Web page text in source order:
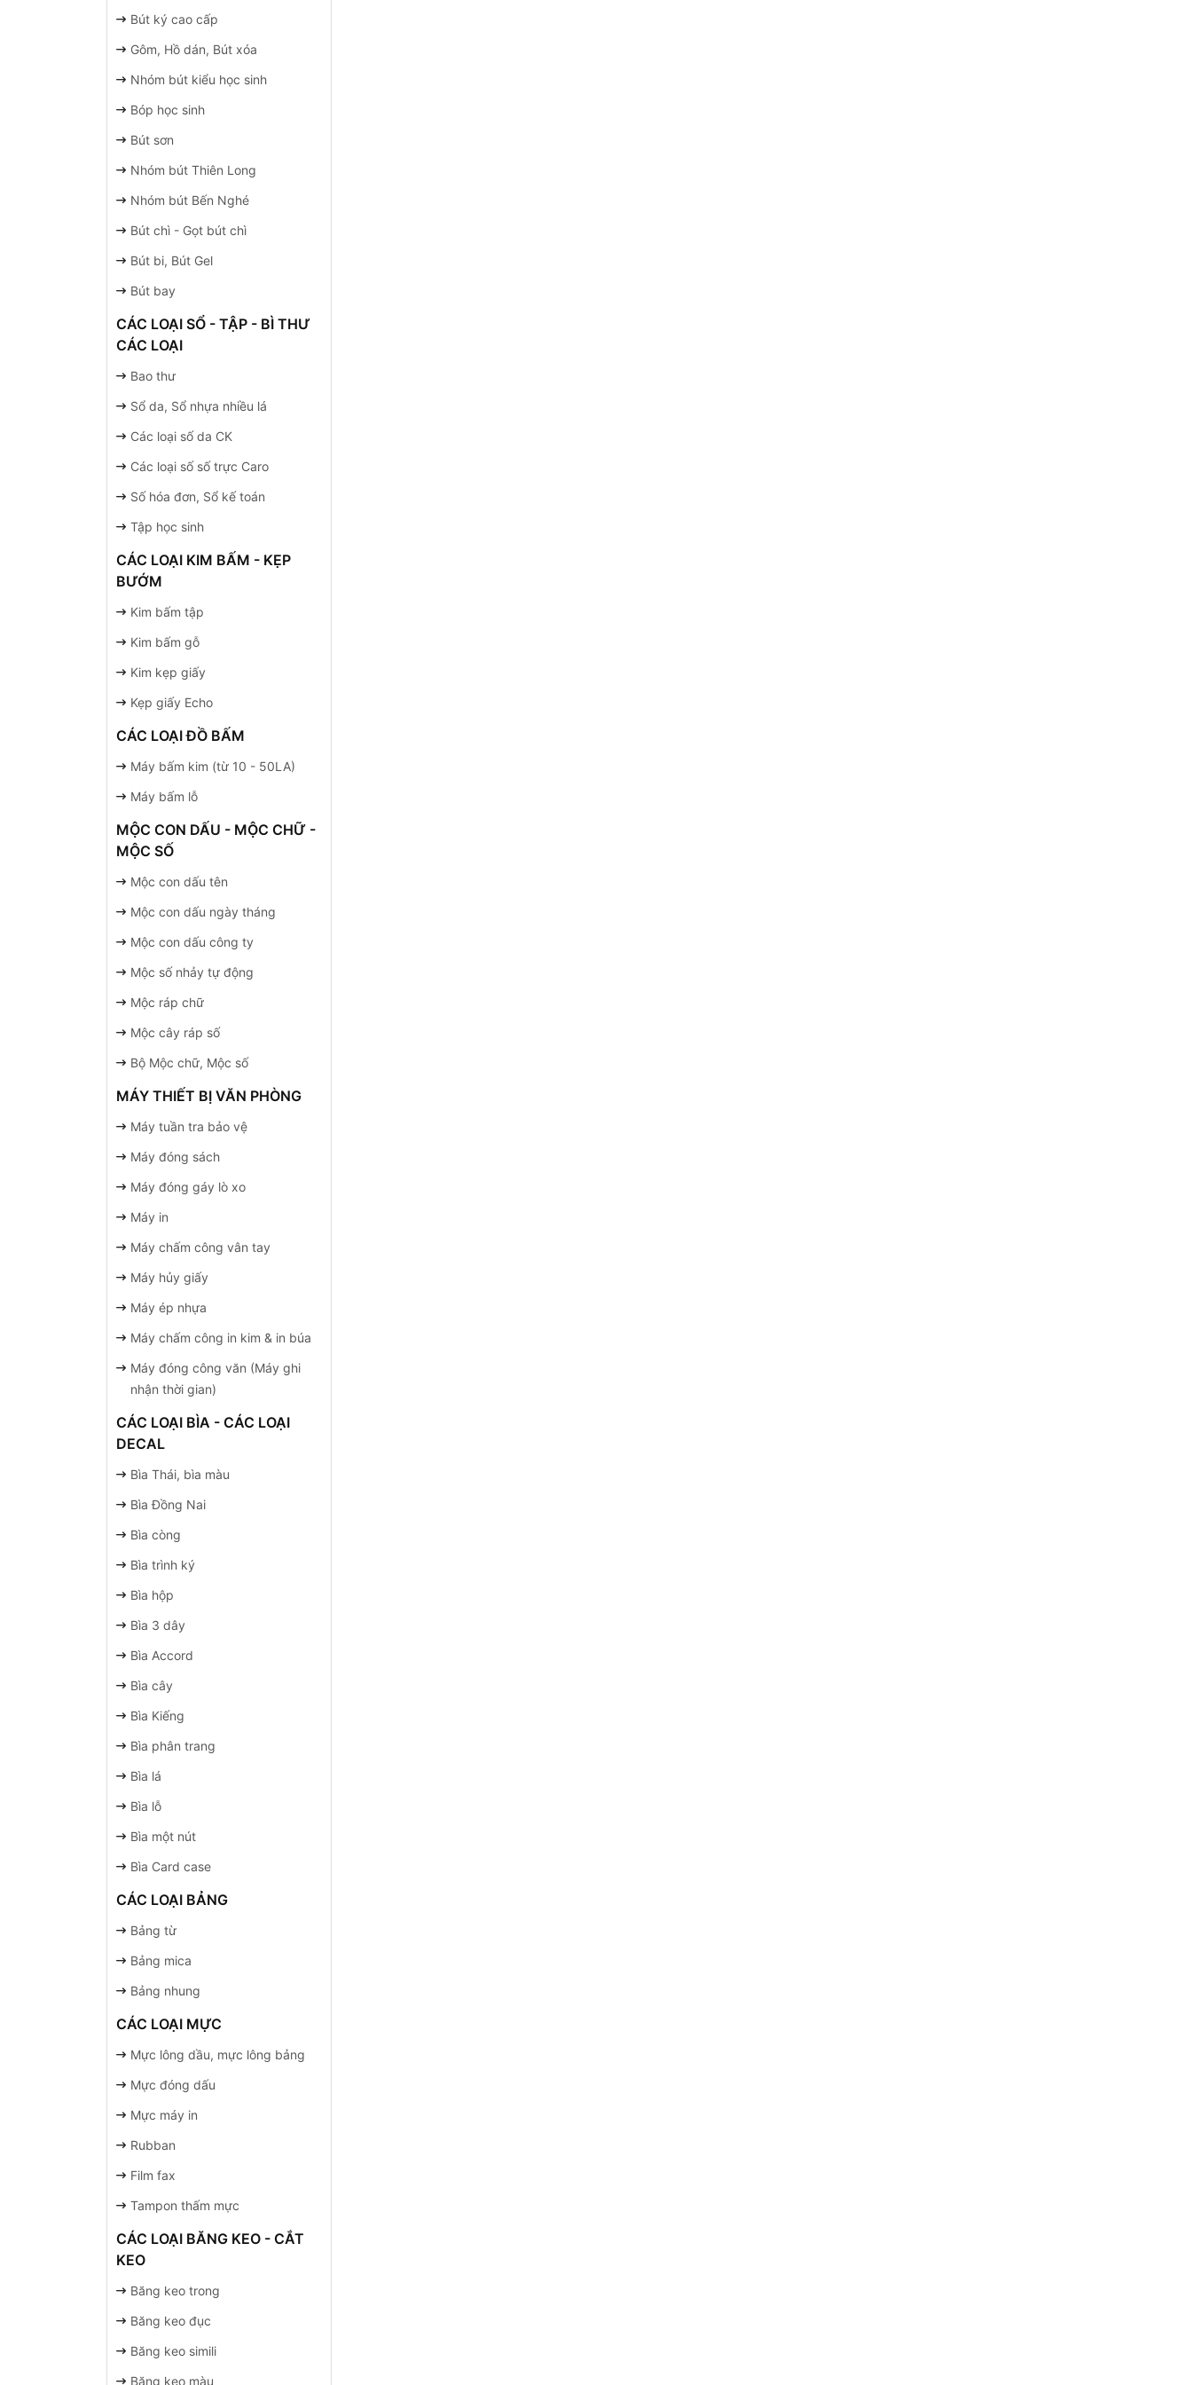
Bút ký cao cấp
Gôm, Hồ dán, Bút xóa
Nhóm bút kiểu học sinh
Bóp học sinh
Bút sơn
Nhóm bút Thiên Long
Nhóm bút Bến Nghé
Bút chì - Gọt bút chì
Bút bi, Bút Gel
Bút bay
CÁC LOẠI SỔ - TẬP - BÌ THƯ
CÁC LOẠI
Bao thư
Sổ da, Sổ nhựa nhiều lá
Các loại số da CK
Các loại số số trực Caro
Số hóa đơn, Sổ kế toán
Tập học sinh
CÁC LOẠI KIM BẤM - KẸP
BƯỚM
Kim bấm tập
Kim bấm gỗ
Kim kẹp giấy
Kẹp giấy Echo
CÁC LOẠI ĐỒ BẤM
Máy bấm kim (từ 10 - 50LA)
Máy bấm lỗ
MỘC CON DẤU - MỘC CHỮ -
MỘC SỐ
Mộc con dấu tên
Mộc con dấu ngày tháng
Mộc con dấu công ty
Mộc số nhảy tự động
Mộc ráp chữ
Mộc cây ráp số
Bộ Mộc chữ, Mộc số
MÁY THIẾT BỊ VĂN PHÒNG
Máy tuần tra bảo vệ
Máy đóng sách
Máy đóng gáy lò xo
Máy in
Máy chấm công vân tay
Máy hủy giấy
Máy ép nhựa
Máy chấm công in kim & in búa
Máy đóng công văn (Máy ghi
nhận thời gian)
CÁC LOẠI BÌA - CÁC LOẠI
DECAL
Bìa Thái, bìa màu
Bìa Đồng Nai
Bìa còng
Bìa trình ký
Bìa hộp
Bìa 3 dây
Bìa Accord
Bìa cây
Bìa Kiếng
Bìa phân trang
Bìa lá
Bìa lỗ
Bìa một nút
Bìa Card case
CÁC LOẠI BẢNG
Bảng từ
Bảng mica
Bảng nhung
CÁC LOẠI MỰC
Mực lông dầu, mực lông bảng
Mực đóng dấu
Mực máy in
Rubban
Film fax
Tampon thấm mực
CÁC LOẠI BĂNG KEO - CẮT
KEO
Băng keo trong
Băng keo đục
Băng keo simili
Băng keo màu